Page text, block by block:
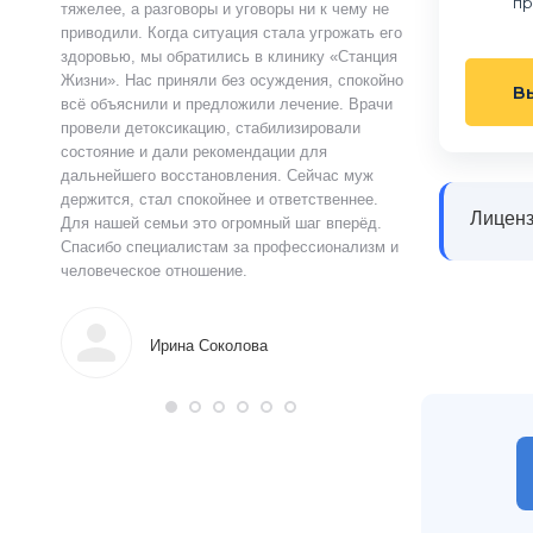
тяжелее, а разговоры и уговоры ни к чему не
приводили. Когда ситуация стала угрожать его
здоровью, мы обратились в клинику «Станция
Жизни». Нас приняли без осуждения, спокойно
всё объяснили и предложили лечение. Врачи
провели детоксикацию, стабилизировали
состояние и дали рекомендации для
дальнейшего восстановления. Сейчас муж
держится, стал спокойнее и ответственнее.
Для нашей семьи это огромный шаг вперёд.
Спасибо специалистам за профессионализм и
человеческое отношение.
Ирина Соколова
«Станция
страшно и
выслушал,
и предложил
почувствовал
что могу жить
поддержку.